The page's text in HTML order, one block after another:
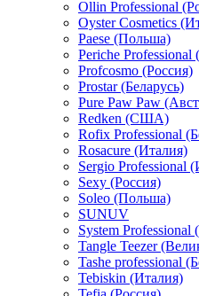
Ollin Professional
Oyster Cosmetics
Paese (Польша)
Periche
Profcosmo (Россия)
Prostar (Беларусь)
Pure Paw Paw
Redken (США)
Rofix Professional
Rosacure (Италия)
Sergio Professional
Sexy (Россия)
Soleo (Польша)
SUNUV
System Professional
Tangle Teezer
Tashe professional
Tebiskin (Италия)